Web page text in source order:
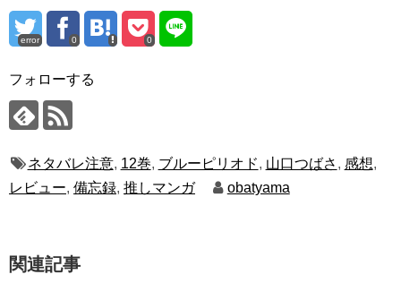
error 0 0
フォローする
ネタバレ注意, 12巻, ブルーピリオド, 山口つばさ , 感想,
レビュー, 備忘録, 推しマンガ obatyama
関連記事